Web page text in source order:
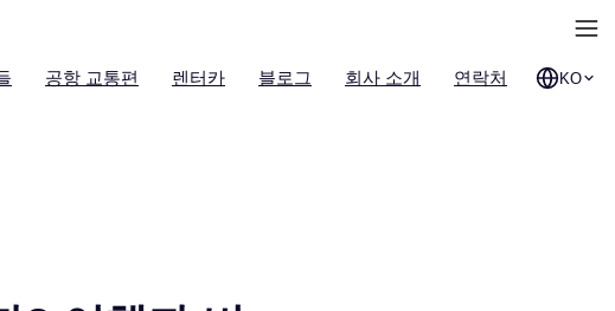
공항 교통편 렌터카 블로그 회사 소개 연락처 KO